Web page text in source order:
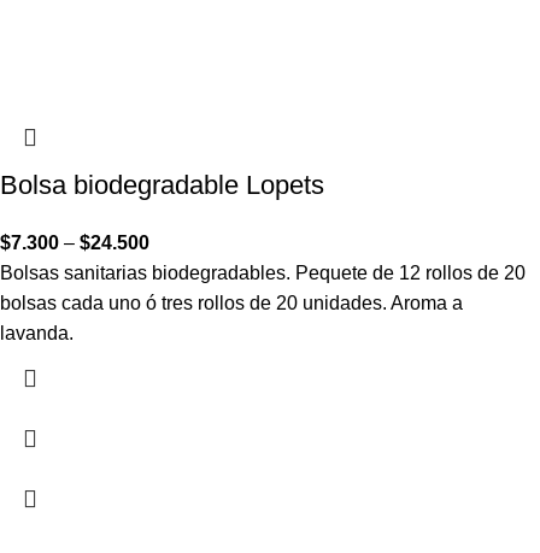
Bolsa biodegradable Lopets
$7.300 – $24.500
Bolsas sanitarias biodegradables. Pequete de 12 rollos de 20
bolsas cada uno ó tres rollos de 20 unidades. Aroma a
lavanda.